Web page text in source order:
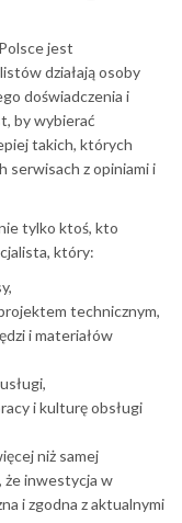
jest
działają osoby
doświadczenia i
by wybierać
takich, których
serwisach z opiniami i
tylko ktoś, kto
który:
technicznym,
i materiałów
i kulturę obsługi
niż samej
że inwestycja w
i zgodna z aktualnymi